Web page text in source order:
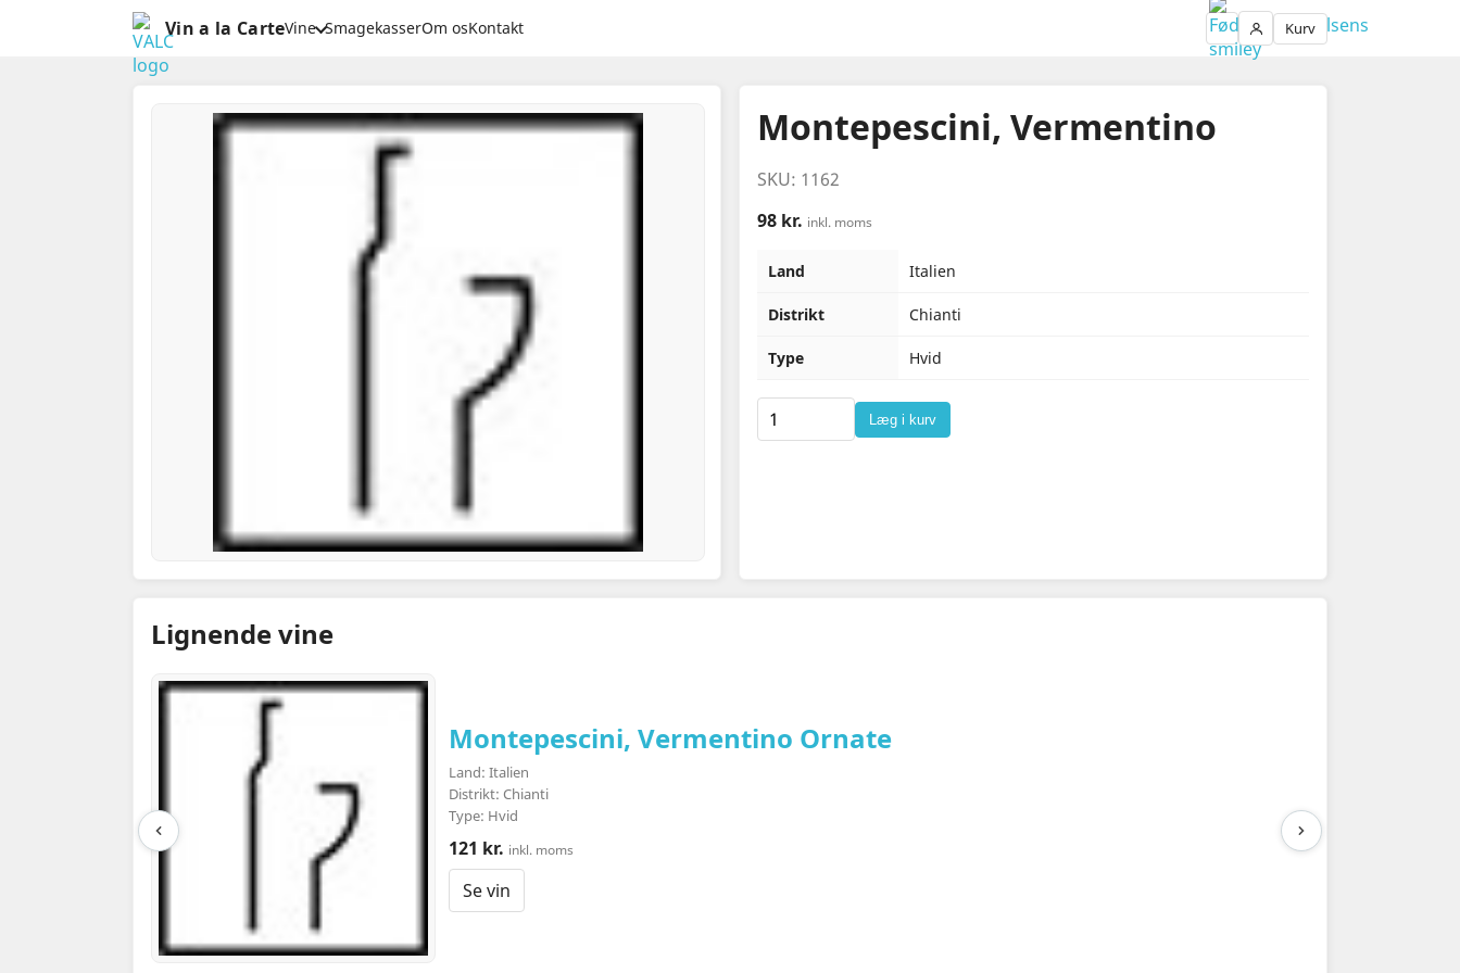
Vin a la CarteVine SmagekasserOm osKontakt LoginKurv
Montepescini, Vermentino
SKU: 1162
98 kr. inkl. moms
Land Italien
Distrikt Chianti
Type Hvid
Læg i kurv
Lignende vine
Montepescini, Vermentino Ornate
Land: Italien
Distrikt: Chianti
Type: Hvid
121 kr. inkl. moms
Se vin